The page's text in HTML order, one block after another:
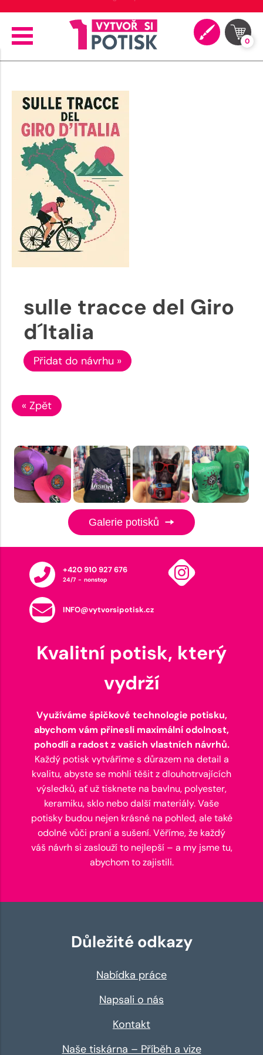
0
sulle tracce del Giro
d´Italia
Přidat do návrhu »
« Zpět
Galerie potisků
+420 910 927 676
24/7 - nonstop
INFO@vytvorsipotisk.cz
Kvalitní potisk, který
vydrží
Využíváme špičkové technologie potisku,
abychom vám přinesli maximální odolnost,
pohodlí a radost z vašich vlastních návrhů.
Každý potisk vytváříme s důrazem na detail a
kvalitu, abyste se mohli těšit z dlouhotrvajících
výsledků, ať už tisknete na bavlnu, polyester,
keramiku, sklo nebo další materiály. Vaše
potisky budou nejen krásné na pohled, ale také
odolné vůči praní a sušení. Věříme, že každý
váš návrh si zaslouží to nejlepší – a my jsme tu,
abychom to zajistili.
Důležité odkazy
Nabídka práce
Napsali o nás
Kontakt
Naše tiskárna – Příběh a vize